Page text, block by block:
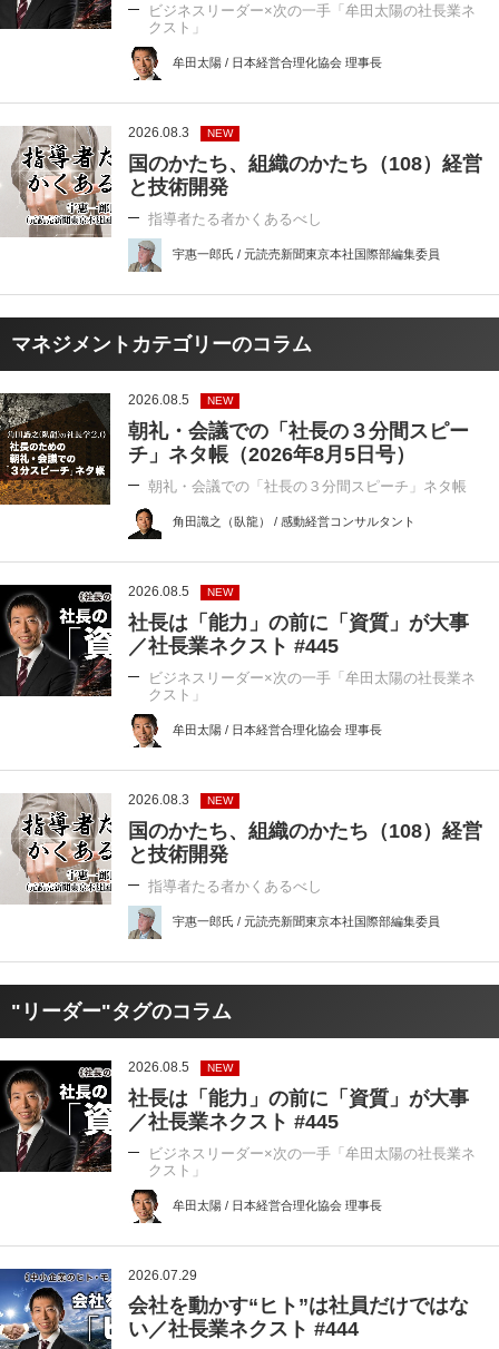
ビジネスリーダー×次の一手「牟田太陽の社長業ネ
クスト」
牟田太陽 / 日本経営合理化協会 理事長
2026.08.3 NEW
国のかたち、組織のかたち（108）経営
と技術開発
指導者たる者かくあるべし
宇惠一郎氏 / 元読売新聞東京本社国際部編集委員
マネジメントカテゴリーのコラム
2026.08.5 NEW
朝礼・会議での「社長の３分間スピー
チ」ネタ帳（2026年8月5日号）
朝礼・会議での「社長の３分間スピーチ」ネタ帳
角田識之（臥龍） / 感動経営コンサルタント
2026.08.5 NEW
社長は「能力」の前に「資質」が大事
／社長業ネクスト #445
ビジネスリーダー×次の一手「牟田太陽の社長業ネ
クスト」
牟田太陽 / 日本経営合理化協会 理事長
2026.08.3 NEW
国のかたち、組織のかたち（108）経営
と技術開発
指導者たる者かくあるべし
宇惠一郎氏 / 元読売新聞東京本社国際部編集委員
"リーダー"タグのコラム
2026.08.5 NEW
社長は「能力」の前に「資質」が大事
／社長業ネクスト #445
ビジネスリーダー×次の一手「牟田太陽の社長業ネ
クスト」
牟田太陽 / 日本経営合理化協会 理事長
2026.07.29
会社を動かす“ヒト”は社員だけではな
い／社長業ネクスト #444